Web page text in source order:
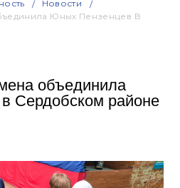
Новости
Юных Пензенцев В
объединила
Сердобском районе